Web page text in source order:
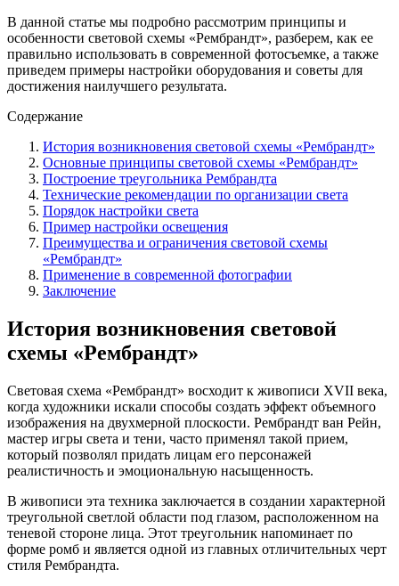
В данной статье мы подробно рассмотрим принципы и
особенности световой схемы «Рембрандт», разберем, как ее
правильно использовать в современной фотосъемке, а также
приведем примеры настройки оборудования и советы для
достижения наилучшего результата.
Содержание
История возникновения световой схемы «Рембрандт»
Основные принципы световой схемы «Рембрандт»
Построение треугольника Рембрандта
Технические рекомендации по организации света
Порядок настройки света
Пример настройки освещения
Преимущества и ограничения световой схемы
«Рембрандт»
Применение в современной фотографии
Заключение
История возникновения световой
схемы «Рембрандт»
Световая схема «Рембрандт» восходит к живописи XVII века,
когда художники искали способы создать эффект объемного
изображения на двухмерной плоскости. Рембрандт ван Рейн,
мастер игры света и тени, часто применял такой прием,
который позволял придать лицам его персонажей
реалистичность и эмоциональную насыщенность.
В живописи эта техника заключается в создании характерной
треугольной светлой области под глазом, расположенном на
теневой стороне лица. Этот треугольник напоминает по
форме ромб и является одной из главных отличительных черт
стиля Рембрандта.